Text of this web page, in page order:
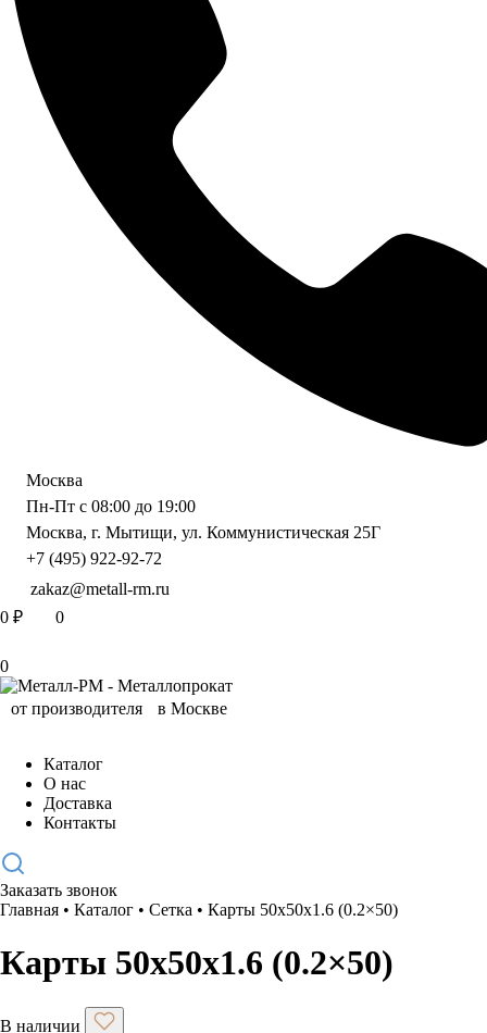
Москва
Пн-Пт с 08:00 до 19:00
Москва, г. Мытищи, ул. Коммунистическая 25Г
+7 (495) 922-92-72
zakaz@metall-rm.ru
0 ₽ 0
0
Каталог
О нас
Доставка
Контакты
Заказать звонок
Главная • Каталог • Сетка • Карты 50x50x1.6 (0.2×50)
Карты 50x50x1.6 (0.2×50)
В наличии